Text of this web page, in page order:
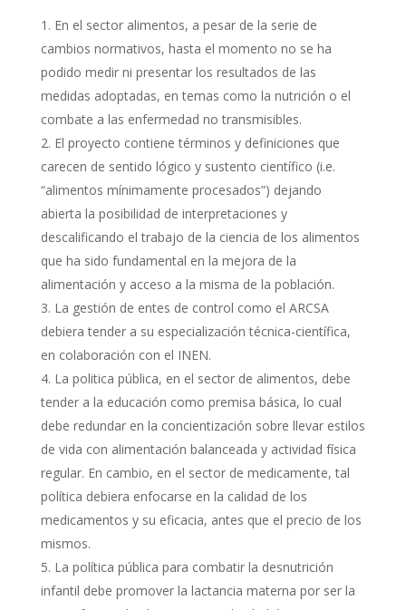
En el sector alimentos, a pesar de la serie de
cambios normativos, hasta el momento no se ha
podido medir ni presentar los resultados de las
medidas adoptadas, en temas como la nutrición o el
combate a las enfermedad no transmisibles.
El proyecto contiene términos y definiciones que
carecen de sentido lógico y sustento científico (i.e.
“alimentos mínimamente procesados”) dejando
abierta la posibilidad de interpretaciones y
descalificando el trabajo de la ciencia de los alimentos
que ha sido fundamental en la mejora de la
alimentación y acceso a la misma de la población.
La gestión de entes de control como el ARCSA
debiera tender a su especialización técnica-científica,
en colaboración con el INEN.
La politica pública, en el sector de alimentos, debe
tender a la educación como premisa básica, lo cual
debe redundar en la concientización sobre llevar estilos
de vida con alimentación balanceada y actividad física
regular. En cambio, en el sector de medicamente, tal
política debiera enfocarse en la calidad de los
medicamentos y su eficacia, antes que el precio de los
mismos.
La política pública para combatir la desnutrición
infantil debe promover la lactancia materna por ser la